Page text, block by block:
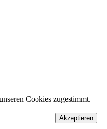
Cookies zugestimmt.
Akzeptieren